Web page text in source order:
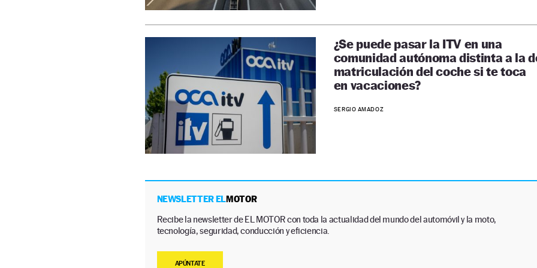
¿Se puede pasar la ITV en una
comunidad autónoma distinta a la
matriculación del coche si te toca
en vacaciones?
SERGIO AMADOZ
NEWSLETTER ELMOTOR
Recibe la newsletter de EL MOTOR con toda la actualidad del mundo del automóvil y la moto,
tecnología, seguridad, conducción y eficiencia.
APÚNTATE